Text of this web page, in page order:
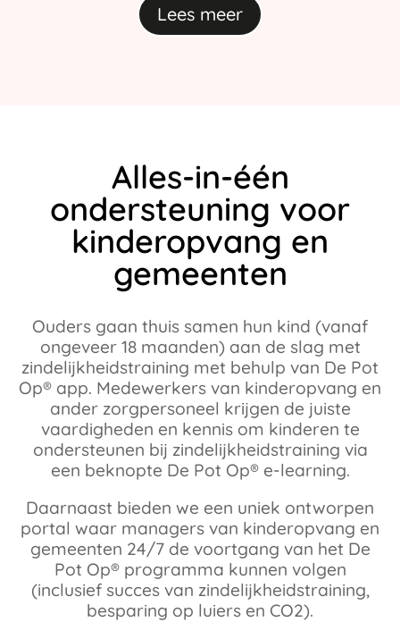
Lees meer
Alles-in-één
ondersteuning voor
kinderopvang en
gemeenten
Ouders gaan thuis samen hun kind (vanaf
ongeveer 18 maanden) aan de slag met
zindelijkheidstraining met behulp van De Pot
Op® app. Medewerkers van kinderopvang en
ander zorgpersoneel krijgen de juiste
vaardigheden en kennis om kinderen te
ondersteunen bij zindelijkheidstraining via
een beknopte De Pot Op® e-learning.
Daarnaast bieden we een uniek ontworpen
portal waar managers van kinderopvang en
gemeenten 24/7 de voortgang van het De
Pot Op® programma kunnen volgen
(inclusief succes van zindelijkheidstraining,
besparing op luiers en CO2).